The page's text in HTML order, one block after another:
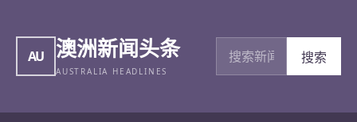
AU 澳洲新闻头条
AUSTRALIA HEADLINES
搜索新闻
搜索